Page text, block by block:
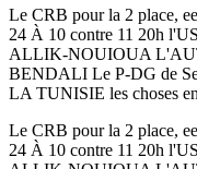
Le CRB pour la 2 place,
24 À 10 contre 11 20h
ALLIK-NOUIOUA
BENDALI Le P-DG de
LA TUNISIE les choses
Le CRB pour la 2 place,
24 À 10 contre 11 20h